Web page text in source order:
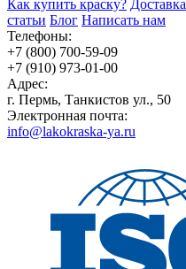
Как купить краску? Доставка
статьи Блог Написать нам
Телефоны:
+7 (800) 700-59-09
+7 (910) 973-01-00
Адрес:
г. Пермь, Танкистов ул., 50
Электронная почта:
info@lakokraska-ya.ru